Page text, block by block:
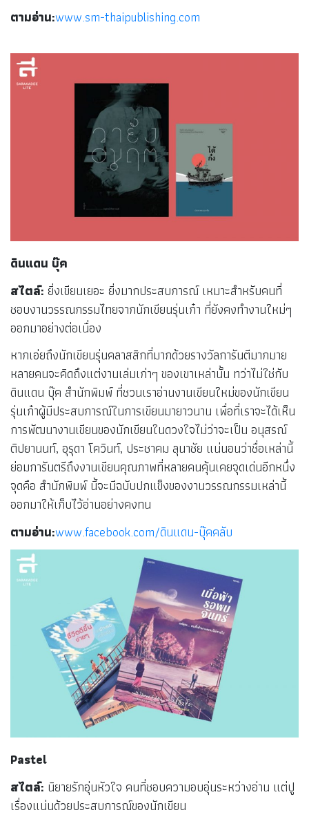
ตามอ่าน:www.sm-thaipublishing.com
ดินแดน บุ๊ค
สไตล์: ยิ่งเขียนเยอะ ยิ่งมากประสบการณ์ เหมาะสำหรับคนที่
ชอบงานวรรณกรรมไทยจากนักเขียนรุ่นเก๋า ที่ยังคงทำงานใหม่ๆ
ออกมาอย่างต่อเนื่อง
หากเอ่ยถึงนักเขียนรุ่นคลาสสิกที่มากด้วยรางวัลการันตีมากมาย
หลายคนจะคิดถึงแต่งานเล่มเก่าๆ ของเขาเหล่านั้น ทว่าไม่ใช่กับ
ดินแดน บุ๊ค สำนักพิมพ์ ที่ชวนเราอ่านงานเขียนใหม่ของนักเขียน
รุ่นเก๋าผู้มีประสบการณ์ในการเขียนมายาวนาน เพื่อที่เราจะได้เห็น
การพัฒนางานเขียนของนักเขียนในดวงใจไม่ว่าจะเป็น อนุสรณ์
ติปยานนท์, อุรุดา โควินท์, ประชาคม ลุนาชัย แน่นอนว่าชื่อเหล่านี้
ย่อมการันตรีถึงงานเขียนคุณภาพที่หลายคนคุ้นเคยจุดเด่นอีกหนึ่ง
จุดคือ สำนักพิมพ์ นี้จะมีฉบับปกแข็งของงานวรรณกรรมเหล่านี้
ออกมาให้เก็บไว้อ่านอย่างคงทน
ตามอ่าน:www.facebook.com/ดินแดน-บุ๊คคลับ
Pastel
สไตล์: นิยายรักอุ่นหัวใจ คนที่ชอบความอบอุ่นระหว่างอ่าน แต่ปู
เรื่องแน่นด้วยประสบการณ์ของนักเขียน